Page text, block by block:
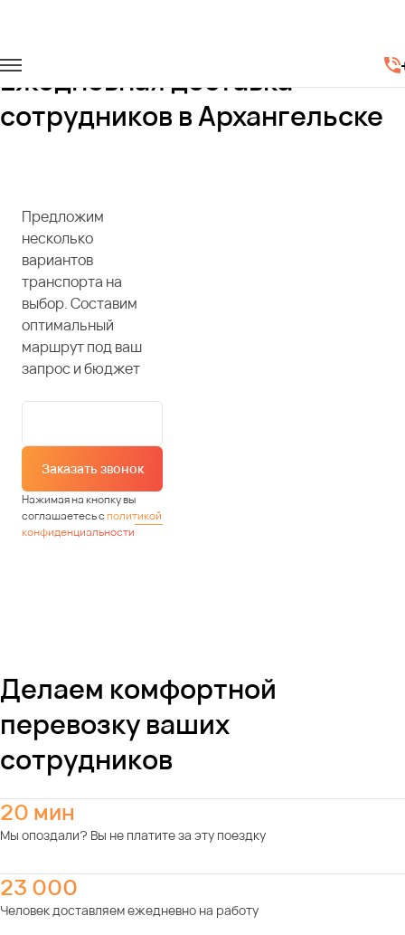
Ежедневная доставка
сотрудников в Архангельске
Предложим
несколько
вариантов
транспорта на
выбор. Составим
оптимальный
маршрут под ваш
запрос и бюджет
Заказать звонок
Нажимая на кнопку вы
соглашаетесь сполитикой
конфиденциальности
Делаем комфортной
перевозку ваших
сотрудников
20 мин
Мы опоздали? Вы не платите за эту поездку
23 000
Человек доставляем ежедневно на работу